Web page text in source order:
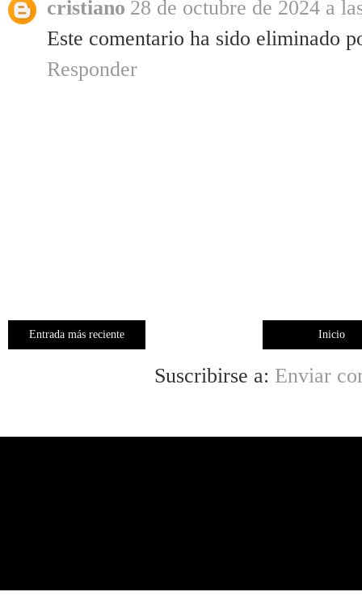
cristiano 28 de octubre de 2024 a
Este comentario ha sido eliminado
Responder
Entrada más reciente Inicio
Suscribirse a: Enviar